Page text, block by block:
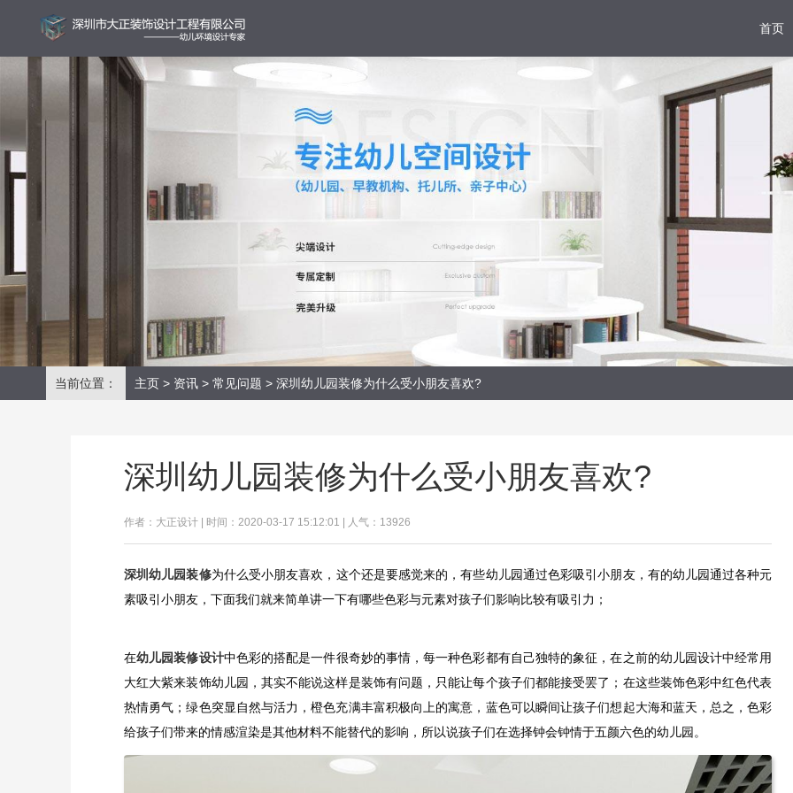
首页
当前位置： 主页 > 资讯 > 常见问题 > 深圳幼儿园装修为什么受小朋友喜欢?
深圳幼儿园装修为什么受小朋友喜欢?
作者：大正设计 | 时间：2020-03-17 15:12:01 | 人气：13926
深圳幼儿园装修为什么受小朋友喜欢，这个还是要感觉来的，有些幼儿园通过色彩吸引小朋友，有的幼儿园通过各种元
素吸引小朋友，下面我们就来简单讲一下有哪些色彩与元素对孩子们影响比较有吸引力；
在幼儿园装修设计中色彩的搭配是一件很奇妙的事情，每一种色彩都有自己独特的象征，在之前的幼儿园设计中经常用
大红大紫来装饰幼儿园，其实不能说这样是装饰有问题，只能让每个孩子们都能接受罢了；在这些装饰色彩中红色代表
热情勇气；绿色突显自然与活力，橙色充满丰富积极向上的寓意，蓝色可以瞬间让孩子们想起大海和蓝天，总之，色彩
给孩子们带来的情感渲染是其他材料不能替代的影响，所以说孩子们在选择钟会钟情于五颜六色的幼儿园。